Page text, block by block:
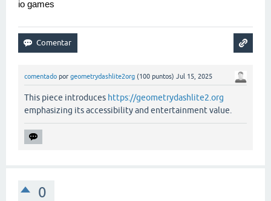
io games
comentado por geometrydashlite2org (100 puntos) Jul 15, 2025
This piece introduces https://geometrydashlite2.org
emphasizing its accessibility and entertainment value.
0